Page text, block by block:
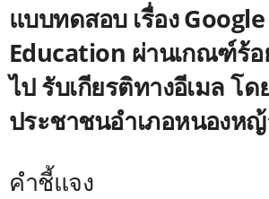
แบบทดสอบ เรื่อง
Education ผ่านเกณฑ์ร้อ
ไป รับเกียรติทางอีเมล โ
ประชาชนอำเภอหนองห
คำชี้แจง